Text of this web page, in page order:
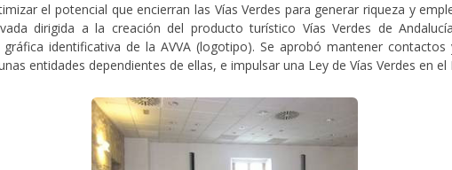
el potencial que encierran las Vías Verdes para generar riqueza y
dirigida a la creación del producto turístico Vías Verdes de
identificativa de la AVVA (logotipo). Se aprobó mantener
entidades dependientes de ellas, e impulsar una Ley de Vías Verdes en